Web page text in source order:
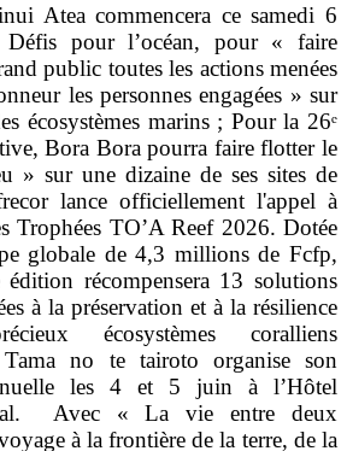
Atea commencera ce samedi 6
pour l’océan, pour « faire
public toutes les actions menées
les personnes engagées » sur
écosystèmes marins ; Pour la 26ᵉ
Bora Bora pourra faire flotter le
» sur une dizaine de ses sites de
lance officiellement l'appel à
Trophées TO’A Reef 2026. Dotée
globale de 4,3 millions de Fcfp,
édition récompensera 13 solutions
à la préservation et à la résilience
écosystèmes coralliens
Tama no te tairoto organise son
les 4 et 5 juin à l’Hôtel
Avec « La vie entre deux
à la frontière de la terre, de la